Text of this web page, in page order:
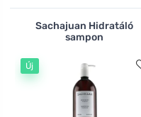
Sachajuan Hidratáló
sampon
Új